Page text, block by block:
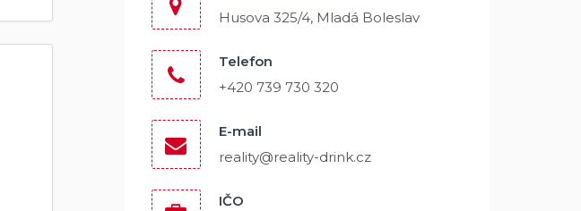
Husova 325/4, Mladá Boleslav
Telefon
+420 739 730 320
E-mail
reality@reality-drink.cz
IČO